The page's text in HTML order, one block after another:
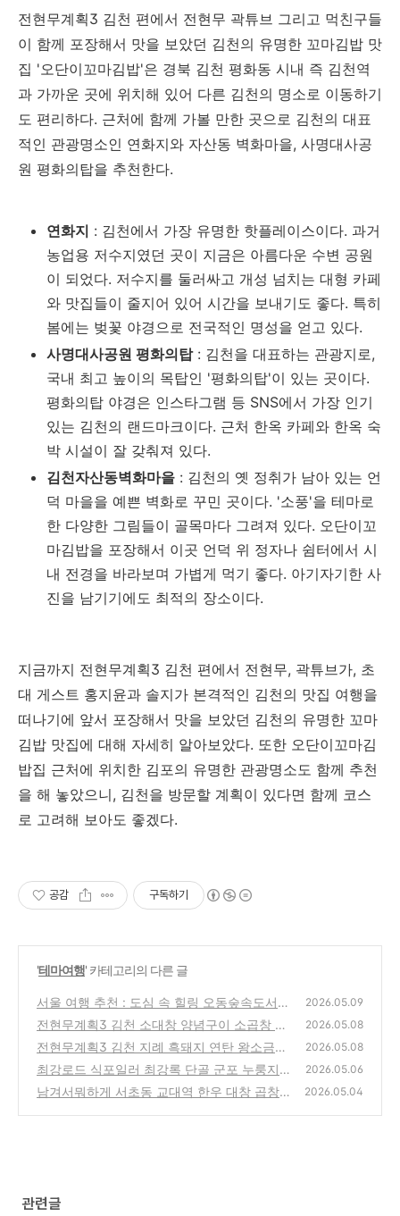
전현무계획3 김천 편에서 전현무 곽튜브 그리고 먹친구들
이 함께 포장해서 맛을 보았던 김천의 유명한 꼬마김밥 맛
집 '오단이꼬마김밥'은 경북 김천 평화동 시내 즉 김천역
과 가까운 곳에 위치해 있어 다른 김천의 명소로 이동하기
도 편리하다. 근처에 함께 가볼 만한 곳으로 김천의 대표
적인 관광명소인 연화지와 자산동 벽화마을, 사명대사공
원 평화의탑을 추천한다.
연화지 : 김천에서 가장 유명한 핫플레이스이다. 과거
농업용 저수지였던 곳이 지금은 아름다운 수변 공원
이 되었다. 저수지를 둘러싸고 개성 넘치는 대형 카페
와 맛집들이 줄지어 있어 시간을 보내기도 좋다. 특히
봄에는 벚꽃 야경으로 전국적인 명성을 얻고 있다.
사명대사공원 평화의탑: 김천을 대표하는 관광지로,
국내 최고 높이의 목탑인 '평화의탑'이 있는 곳이다.
평화의탑 야경은 인스타그램 등 SNS에서 가장 인기
있는 김천의 랜드마크이다. 근처 한옥 카페와 한옥 숙
박 시설이 잘 갖춰져 있다.
김천자산동벽화마을 : 김천의 옛 정취가 남아 있는 언
덕 마을을 예쁜 벽화로 꾸민 곳이다. '소풍'을 테마로
한 다양한 그림들이 골목마다 그려져 있다. 오단이꼬
마김밥을 포장해서 이곳 언덕 위 정자나 쉼터에서 시
내 전경을 바라보며 가볍게 먹기 좋다. 아기자기한 사
진을 남기기에도 최적의 장소이다.
지금까지 전현무계획3 김천 편에서 전현무, 곽튜브가, 초
대 게스트 홍지윤과 솔지가 본격적인 김천의 맛집 여행을
떠나기에 앞서 포장해서 맛을 보았던 김천의 유명한 꼬마
김밥 맛집에 대해 자세히 알아보았다. 또한 오단이꼬마김
밥집 근처에 위치한 김포의 유명한 관광명소도 함께 추천
을 해 놓았으니, 김천을 방문할 계획이 있다면 함께 코스
로 고려해 보아도 좋겠다.
공감 구독하기
'테마여행' 카테고리의 다른 글
서울 여행 추천 : 도심 속 힐링 오동숲속도서관
과 야경 명소 롯데타워 전망대
(0)
2026.05.09
전현무계획3 김천 소대창 양념구이 소곱창 전
골 맛집 위치 및 여행팁
(0)
2026.05.08
전현무계획3 김천 지례 흑돼지 연탄 왕소금구
이 고추장 석쇠불고기 맛집 위치 및 여행팁
2026.05.08
최강로드 식포일러 최강록 단골 군포 누룽지통
닭 치킨 맛집 위치 및 방문팁
(0)
2026.05.06
남겨서뭐하게 서초동 교대역 한우 대창 곱창
2026.05.04
관련글